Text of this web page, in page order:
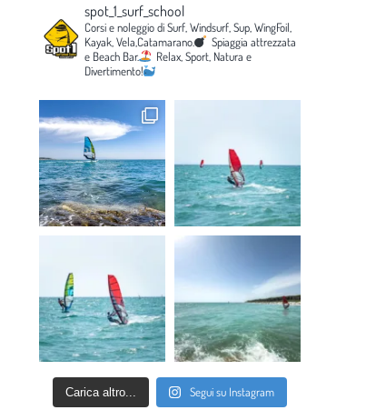
spot_1_surf_school
Corsi e noleggio di Surf, Windsurf, Sup, WingFoil,
Kayak, Vela,Catamarano.
Spiaggia attrezzata
e Beach Bar.
Relax, Sport, Natura e
Divertimento!
Carica altro... Segui su Instagram